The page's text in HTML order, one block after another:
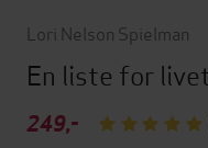
Lori Nelson Spielman
En liste for
249,-